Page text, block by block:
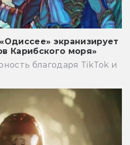
экранизирует
Карибского моря»
благодаря TikTok и